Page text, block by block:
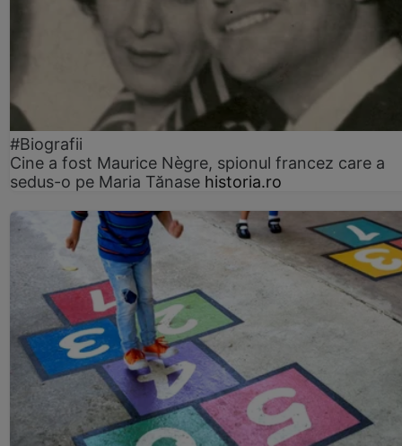
#Biografii
Cine a fost Maurice Nègre, spionul francez care a
sedus-o pe Maria Tănase historia.ro